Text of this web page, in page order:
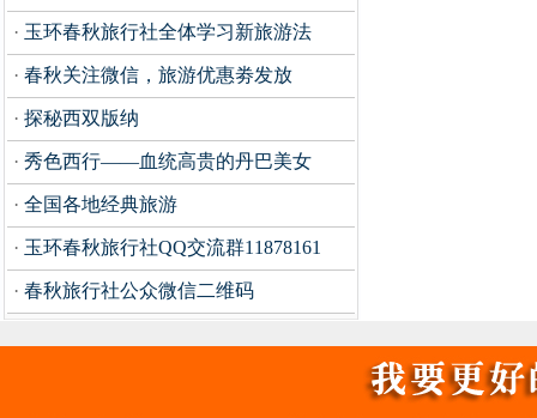
· 玉环春秋旅行社全体学习新旅游法
· 春秋关注微信，旅游优惠劵发放
· 探秘西双版纳
· 秀色西行——血统高贵的丹巴美女
· 全国各地经典旅游
· 玉环春秋旅行社QQ交流群11878161
· 春秋旅行社公众微信二维码